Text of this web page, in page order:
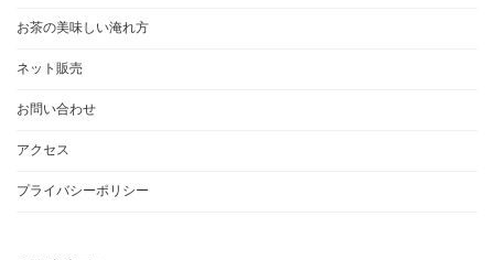
お茶の美味しい淹れ方
ネット販売
お問い合わせ
アクセス
プライバシーポリシー